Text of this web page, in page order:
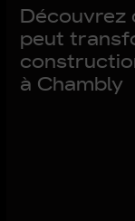
Découvrez
peut
à Chambly